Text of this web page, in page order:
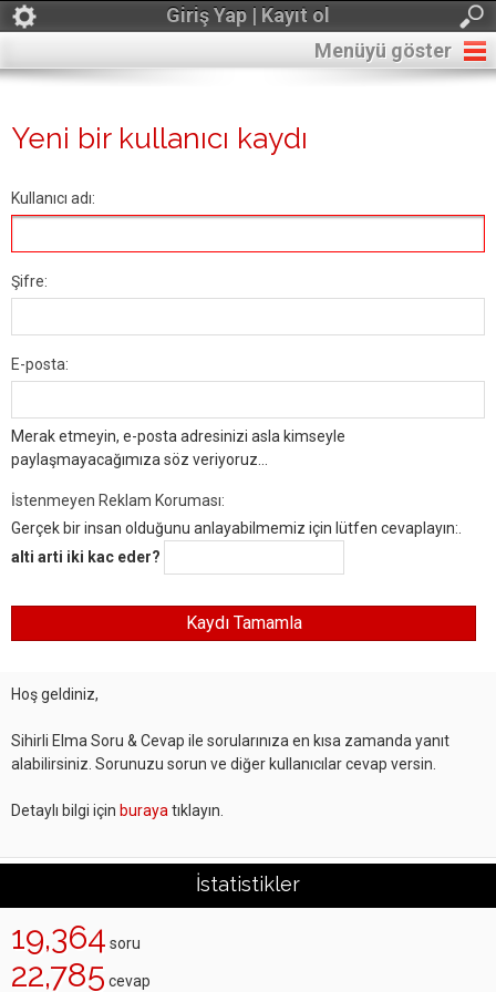
Giriş Yap | Kayıt ol
Menüyü göster
Yeni bir kullanıcı kaydı
Kullanıcı adı:
Şifre:
E-posta:
Merak etmeyin, e-posta adresinizi asla kimseyle
paylaşmayacağımıza söz veriyoruz...
İstenmeyen Reklam Koruması:
Gerçek bir insan olduğunu anlayabilmemiz için lütfen cevaplayın:.
alti arti iki kac eder?
Hoş geldiniz,
Sihirli Elma Soru & Cevap ile sorularınıza en kısa zamanda yanıt
alabilirsiniz. Sorunuzu sorun ve diğer kullanıcılar cevap versin.
Detaylı bilgi için buraya tıklayın.
İstatistikler
19,364 soru
22,785 cevap